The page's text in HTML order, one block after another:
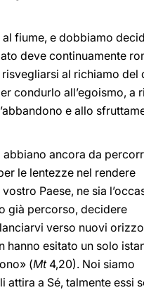
fiume, e dobbiamo
deve continuamente
al richiamo del
condurlo all’egoismo, a
e allo
abbiano ancora da
le lentezze nel rendere
Paese, ne sia
già percorso, decidere
verso nuovi
hanno esitato un solo
(Mt4,20). Noi siamo
a Sé, talmente essi